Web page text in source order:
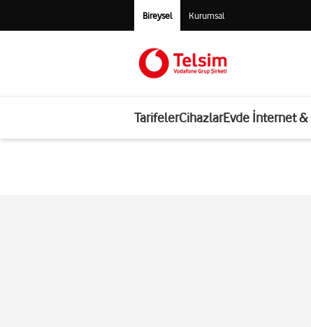
Bireysel Kurumsal
TarifelerCihazlarEvde İnternet &